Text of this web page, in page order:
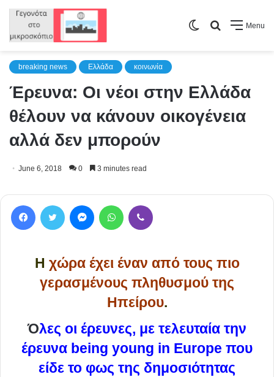
Menu
Search
Switch
breaking news Ελλάδα κοινωνία
Έρευνα: Οι νέοι στην Ελλάδα
θέλουν να κάνουν οικογένεια
αλλά δεν μπορούν
June 6, 2018 0 3 minutes read
Η χώρα έχει έναν από τους πιο
γερασμένους πληθυσμού της
Ηπείρου.
Όλες οι έρευνες, με τελευταία την
έρευνα being young in Europe που
είδε το φως της δημοσιότητας